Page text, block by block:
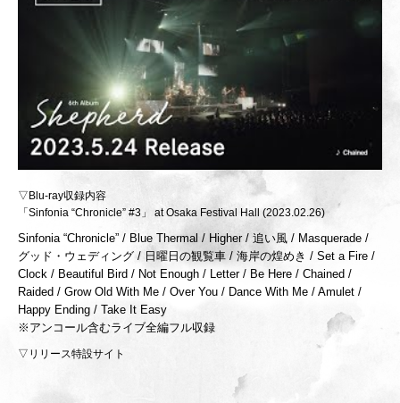
▽Blu-ray収録内容
「Sinfonia “Chronicle” #3」 at Osaka Festival Hall (2023.02.26)
Sinfonia “Chronicle” / Blue Thermal / Higher / 追い風 / Masquerade /
グッド・ウェディング / 日曜日の観覧車 / 海岸の煌めき / Set a Fire /
Clock / Beautiful Bird / Not Enough / Letter / Be Here / Chained /
Raided / Grow Old With Me / Over You / Dance With Me / Amulet /
Happy Ending / Take It Easy
※アンコール含むライブ全編フル収録
▽リリース特設サイト